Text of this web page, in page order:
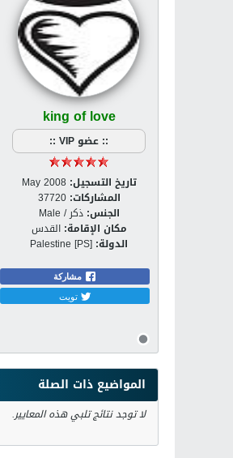
king of love
:: عضو VIP ::
تاريخ التسجيل: May 2008
المشاركات: 37720
الجنس: ذكر / Male
مكان الإقامة: القدس
الدولة: Palestine [PS]
مشاركة
تويت
المواضيع ذات الصلة
لا توجد نتائج تلبي هذه المعايير.